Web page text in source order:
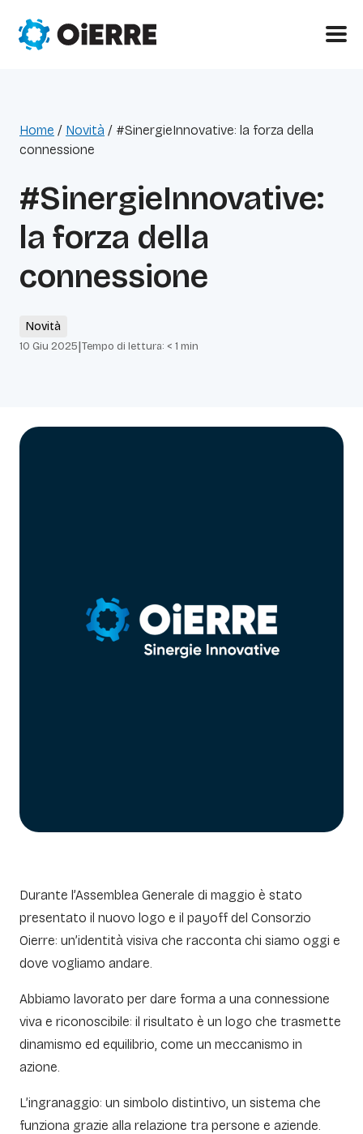
Home / Novità / #SinergieInnovative: la forza della
connessione
#SinergieInnovative:
la forza della
connessione
Novità
10 Giu 2025|Tempo di lettura: < 1 min
Durante l’Assemblea Generale di maggio è stato
presentato il nuovo logo e il payoff del Consorzio
Oierre: un’identità visiva che racconta chi siamo oggi e
dove vogliamo andare.
Abbiamo lavorato per dare forma a una connessione
viva e riconoscibile: il risultato è un logo che trasmette
dinamismo ed equilibrio, come un meccanismo in
azione.
L’ingranaggio: un simbolo distintivo, un sistema che
funziona grazie alla relazione tra persone e aziende.